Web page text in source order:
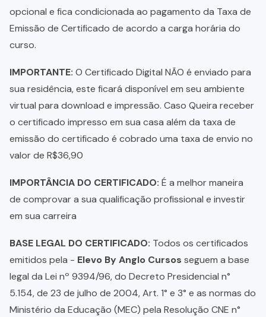
opcional e fica condicionada ao pagamento da Taxa de
Emissão de Certificado de acordo a carga horária do
curso.
IMPORTANTE: O Certificado Digital NÃO é enviado para
sua residência, este ficará disponível em seu ambiente
virtual para download e impressão. Caso Queira receber
o certificado impresso em sua casa além da taxa de
emissão do certificado é cobrado uma taxa de envio no
valor de R$36,90
IMPORTÂNCIA DO CERTIFICADO: É a melhor maneira
de comprovar a sua qualificação profissional e investir
em sua carreira
BASE LEGAL DO CERTIFICADO: Todos os certificados
emitidos pela - Elevo By Anglo Cursos seguem a base
legal da Lei nº 9394/96, do Decreto Presidencial n°
5.154, de 23 de julho de 2004, Art. 1° e 3° e as normas do
Ministério da Educação (MEC) pela Resolução CNE n°